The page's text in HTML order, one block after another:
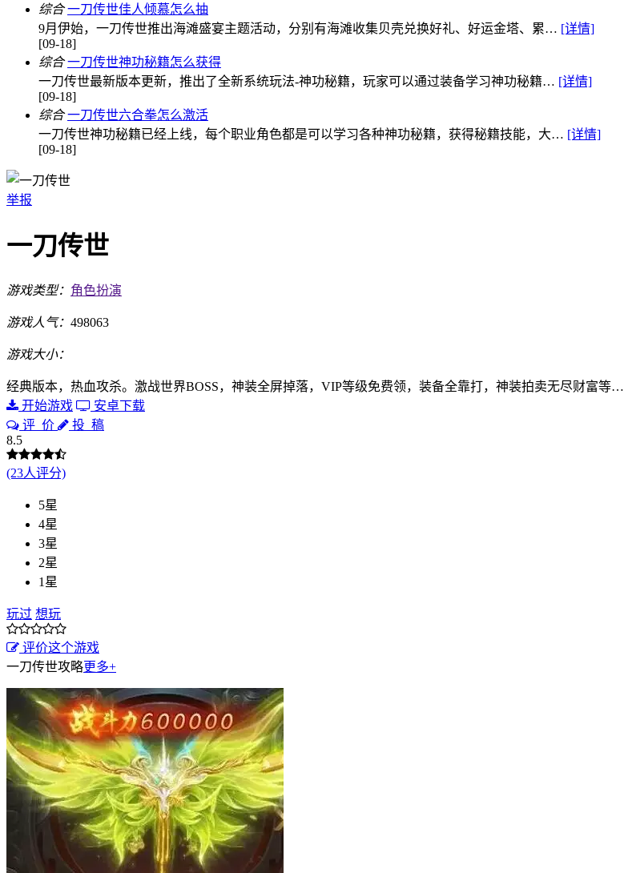
综合 一刀传世佳人倾慕怎么抽
9月伊始，一刀传世推出海滩盛宴主题活动，分别有海滩收集贝壳兑换好礼、好运金塔、累… [详情]
[09-18]
综合 一刀传世神功秘籍怎么获得
一刀传世最新版本更新，推出了全新系统玩法-神功秘籍，玩家可以通过装备学习神功秘籍… [详情]
[09-18]
综合 一刀传世六合拳怎么激活
一刀传世神功秘籍已经上线，每个职业角色都是可以学习各种神功秘籍，获得秘籍技能，大… [详情]
[09-18]
举报
一刀传世
游戏类型： 角色扮演
游戏人气： 498063
游戏大小：
经典版本，热血攻杀。激战世界BOSS，神装全屏掉落，VIP等级免费领，装备全靠打，神装拍卖无尽财富等…
开始游戏
安卓下载
评 价
投 稿
8.5
(23人评分)
5星
4星
3星
2星
1星
玩过 想玩
评价这个游戏
一刀传世攻略更多+